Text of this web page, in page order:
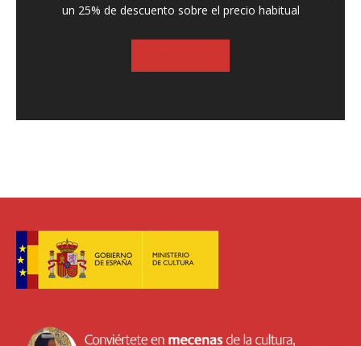
un 25% de descuento sobre el precio habitual